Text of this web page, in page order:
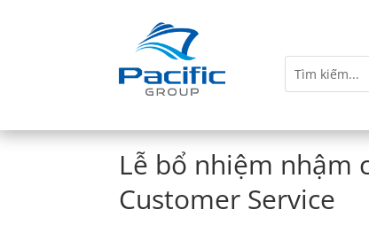
Lễ bổ nhiệm nhậm
Customer Service